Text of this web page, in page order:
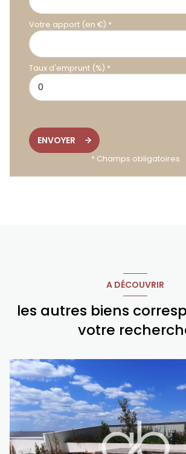
Votre apport (en €) *
Taux d'emprunt (%) *
ENVOYER
* Champs obligatoires
A DÉCOUVRIR
les autres biens
votre